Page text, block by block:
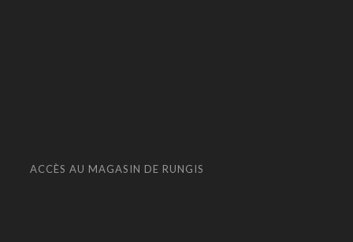
ACCÈS AU MAGASIN DE RUNGIS